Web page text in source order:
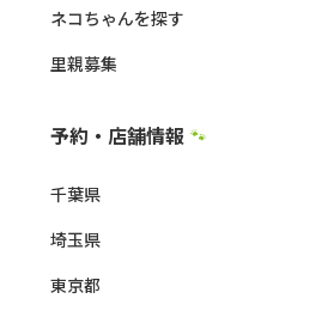
ネコちゃんを探す
里親募集
予約・店舗情報 🐾
千葉県
埼玉県
東京都